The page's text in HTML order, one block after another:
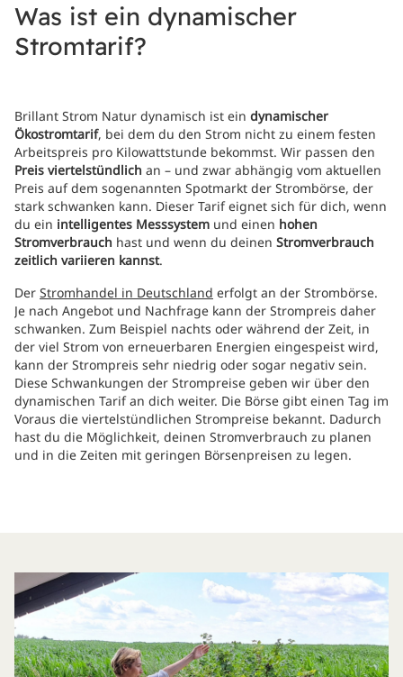
Was ist ein dynamischer
Stromtarif?
Brillant Strom Natur dynamisch ist ein dynamischer
Ökostromtarif, bei dem du den Strom nicht zu einem festen
Arbeitspreis pro Kilowattstunde bekommst. Wir passen den
Preis viertelstündlich an – und zwar abhängig vom aktuellen
Preis auf dem sogenannten Spotmarkt der Strombörse, der
stark schwanken kann. Dieser Tarif eignet sich für dich, wenn
du ein intelligentes Messsystem und einen hohen
Stromverbrauch hast und wenn du deinen Stromverbrauch
zeitlich variieren kannst.
Der Stromhandel in Deutschland erfolgt an der Strombörse.
Je nach Angebot und Nachfrage kann der Strompreis daher
schwanken. Zum Beispiel nachts oder während der Zeit, in
der viel Strom von erneuerbaren Energien eingespeist wird,
kann der Strompreis sehr niedrig oder sogar negativ sein.
Diese Schwankungen der Strompreise geben wir über den
dynamischen Tarif an dich weiter. Die Börse gibt einen Tag im
Voraus die viertelstündlichen Strompreise bekannt. Dadurch
hast du die Möglichkeit, deinen Stromverbrauch zu planen
und in die Zeiten mit geringen Börsenpreisen zu legen.